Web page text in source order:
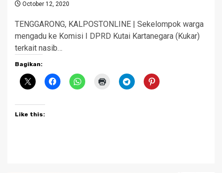
October 12, 2020
TENGGARONG, KALPOSTONLINE | Sekelompok warga
mengadu ke Komisi I DPRD Kutai Kartanegara (Kukar)
terkait nasib…
Bagikan:
Like this: